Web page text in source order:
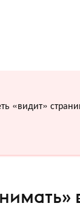
«видит»